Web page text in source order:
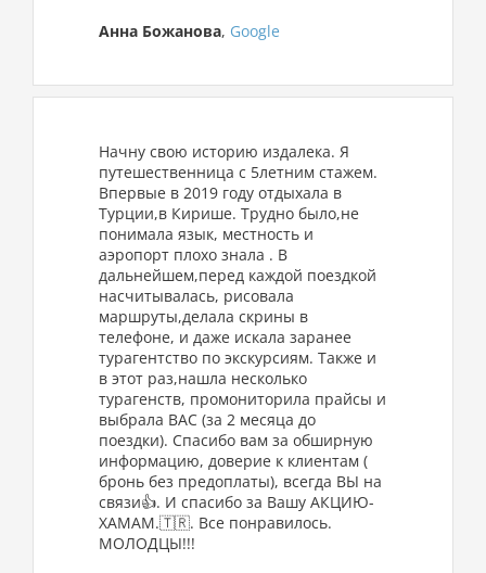
Анна Божанова, Google
Начну свою историю издалека. Я
путешественница с 5летним стажем.
Впервые в 2019 году отдыхала в
Турции,в Кирише. Трудно было,не
понимала язык, местность и
аэропорт плохо знала . В
дальнейшем,перед каждой поездкой
насчитывалась, рисовала
маршруты,делала скрины в
телефоне, и даже искала заранее
турагентство по экскурсиям. Также и
в этот раз,нашла несколько
турагенств, промониторила прайсы и
выбрала ВАС (за 2 месяца до
поездки). Спасибо вам за обширную
информацию, доверие к клиентам (
бронь без предоплаты), всегда ВЫ на
связи👍. И спасибо за Вашу АКЦИЮ-
ХАМАМ.🇹🇷. Все понравилось.
МОЛОДЦЫ!!!